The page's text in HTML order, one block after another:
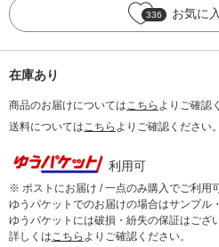
336 お気に
在庫あり
商品のお届けについてはこちら よりご確認
送料についてはこちら よりご確認ください。
利用可
※ ポストにお届け / 一点のみ購入でご利用
ゆうパケットでのお届けの場合はサンプル
ゆうパケットには破損・紛失の保証はござ
詳しくはこちら よりご確認ください。